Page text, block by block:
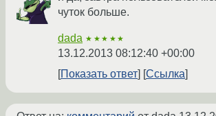
чуток больше.
dada ★★★★★
13.12.2013 08:12:40 +00:00
Показать ответ
Ссылка